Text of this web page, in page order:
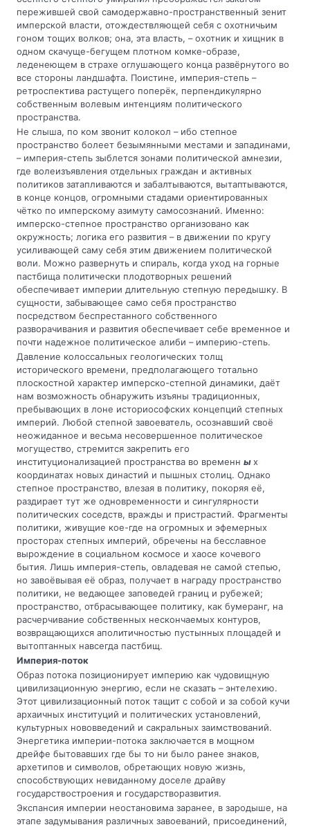
пережившей свой самодержавно-пространственный зенит
имперской власти, отождествляющей себя с охотничьим
гоном тощих волков; она, эта власть, – охотник и хищник в
одном скачуще-бегущем плотном комке-образе,
леденеющем в страхе оглушающего конца развёрнутого во
все стороны ландшафта. Поистине, империя-степь –
ретроспектива растущего поперёк, перпендикулярно
собственным волевым интенциям политического
пространства.
Не слыша, по ком звонит колокол – ибо степное
пространство болеет безымянными местами и западинами,
– империя-степь зыблется зонами политической амнезии,
где волеизъявления отдельных граждан и активных
политиков затапливаются и забалтываются, вытаптываются,
в конце концов, огромными стадами ориентированных
чётко по имперскому азимуту самосознаний. Именно:
имперско-степное пространство организовано как
окружность; логика его развития – в движении по кругу
усиливающей саму себя этим движением политической
воли. Можно развернуть и спираль, когда уход на горные
пастбища политически плодотворных решений
обеспечивает империи длительную степную передышку. В
сущности, забывающее само себя пространство
посредством беспрестанного собственного
разворачивания и развития обеспечивает себе временное и
почти надежное политическое алиби – империю-степь.
Давление колоссальных геологических толщ
исторического времени, предполагающего тотально
плоскостной характер имперско-степной динамики, даёт
нам возможность обнаружить изъяны традиционных,
пребывающих в лоне историософских концепций степных
империй. Любой степной завоеватель, осознавший своё
неожиданное и весьма несовершенное политическое
могущество, стремится закрепить его
институционализацией пространства во временн ых
координатах новых династий и пышных столиц. Однако
степное пространство, влезая в политику, покоряя её,
раздирает тут же одновременности и сингулярности
политических соседств, вражды и пристрастий. Фрагменты
политики, живущие кое-где на огромных и эфемерных
просторах степных империй, обречены на бесславное
вырождение в социальном космосе и хаосе кочевого
бытия. Лишь империя-степь, овладевая не самой степью,
но завоёвывая её образ, получает в награду пространство
политики, не ведающее заповедей границ и рубежей;
пространство, отбрасывающее политику, как бумеранг, на
расчерчивание собственных нескончаемых контуров,
возвращающихся аполитичностью пустынных площадей и
вытоптанных навсегда пастбищ.
Империя-поток
Образ потока позиционирует империю как чудовищную
цивилизационную энергию, если не сказать – энтелехию.
Этот цивилизационный поток тащит с собой и за собой кучи
архаичных институций и политических установлений,
культурных нововведений и сакральных заимствований.
Энергетика империи-потока заключается в мощном
дрейфе бытовавших где бы то ни было ранее знаков,
архетипов и символов, обретающих новую жизнь,
способствующих невиданному доселе драйву
государствостроения и государстворазвития.
Экспансия империи неостановима заранее, в зародыше, на
этапе задумывания различных завоеваний, присоединений,